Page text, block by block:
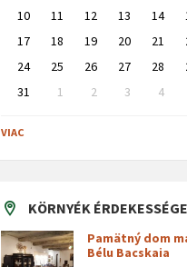
10
11 12 13 14
17
18 19 20 21
24
25 26 27 28
31
1 2 3 4
to
calendar
VIAC
KÖRNYÉK
Pamätný dom
Bélu Bacskaia